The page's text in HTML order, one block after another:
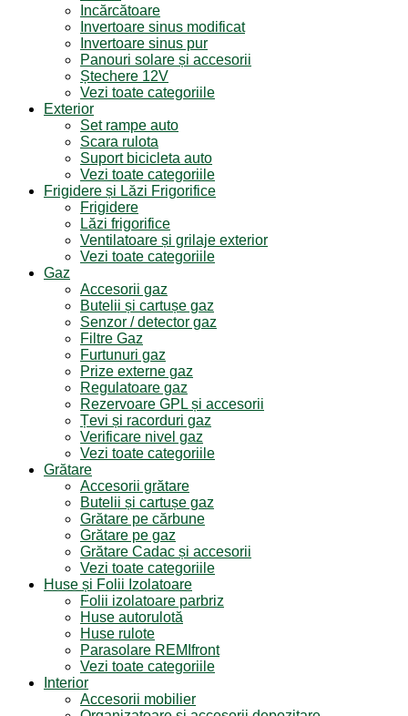
Incărcătoare
Invertoare sinus modificat
Invertoare sinus pur
Panouri solare și accesorii
Ștechere 12V
Vezi toate categoriile
Exterior
Set rampe auto
Scara rulota
Suport bicicleta auto
Vezi toate categoriile
Frigidere și Lăzi Frigorifice
Frigidere
Lăzi frigorifice
Ventilatoare și grilaje exterior
Vezi toate categoriile
Gaz
Accesorii gaz
Butelii și cartușe gaz
Senzor / detector gaz
Filtre Gaz
Furtunuri gaz
Prize externe gaz
Regulatoare gaz
Rezervoare GPL și accesorii
Țevi și racorduri gaz
Verificare nivel gaz
Vezi toate categoriile
Grătare
Accesorii grătare
Butelii și cartușe gaz
Grătare pe cărbune
Grătare pe gaz
Grătare Cadac și accesorii
Vezi toate categoriile
Huse și Folii Izolatoare
Folii izolatoare parbriz
Huse autorulotă
Huse rulote
Parasolare REMIfront
Vezi toate categoriile
Interior
Accesorii mobilier